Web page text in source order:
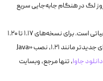
لگ در هنگام جابه‌جایی سریع
انتخاب نسخه صحیح جاوا حیاتی است. برای نسخه‌های ۱.۱۷ تا ۱.۲۰
باید از «Java 17» استفاده کنید. در نسخه‌های جدیدتر مانند ۱.۲۱، نصب «Java
دانلود جاوا، تنها مرجع، وبسایت